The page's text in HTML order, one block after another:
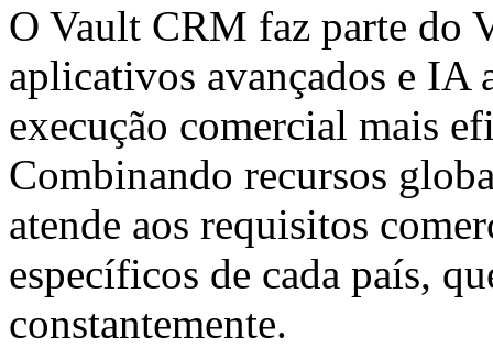
O Vault CRM faz parte do
aplicativos avançados e IA
execução comercial mais
Combinando recursos
atende aos requisitos
específicos de cada país,
constantemente.